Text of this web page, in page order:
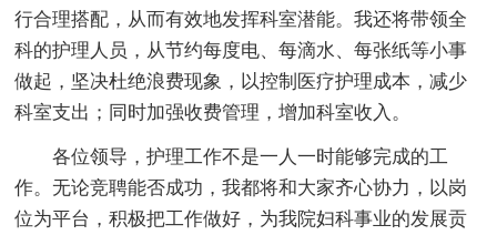
行合理搭配，从而有效地发挥科室潜能。我还将带领全
科的护理人员，从节约每度电、每滴水、每张纸等小事
做起，坚决杜绝浪费现象，以控制医疗护理成本，减少
科室支出；同时加强收费管理，增加科室收入。
各位领导，护理工作不是一人一时能够完成的工
作。无论竞聘能否成功，我都将和大家齐心协力，以岗
位为平台，积极把工作做好，为我院妇科事业的发展贡